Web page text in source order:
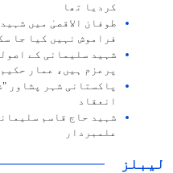
کردیا تھا
طوفان الاقصیٰ میں
فراموش نہیں کیا جا
شہید سلیمانی کے
پرعزم ہیں، عمار حکیم
پاکستانی شہر پشاور
انعقاد
شہید حاج قاسم
علمبردار
لیبلز